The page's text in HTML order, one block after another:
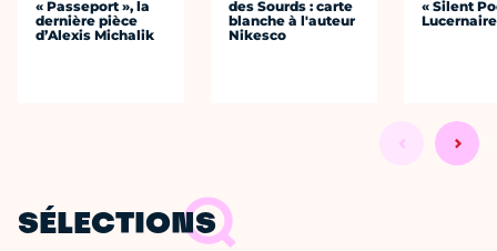
« Passeport », la
dernière pièce
d’Alexis Michalik
des Sourds : carte
blanche à l'auteur
Nikesco
« Silent
Lucernaire
SÉLECTIONS